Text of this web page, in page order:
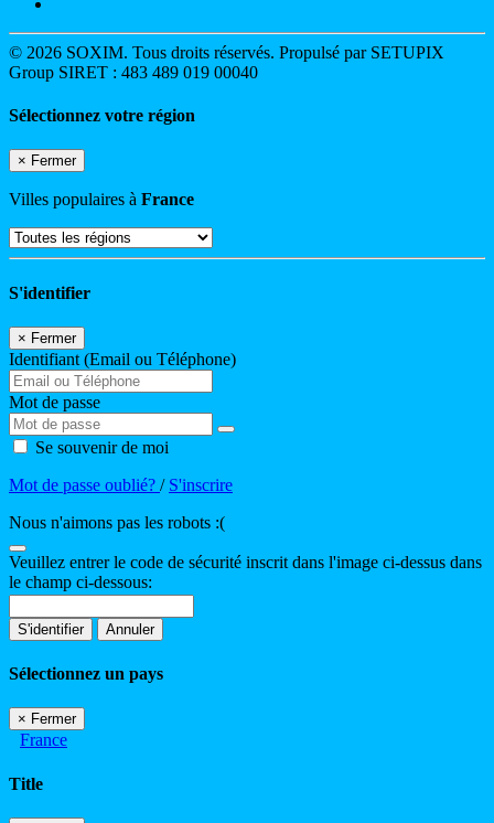
© 2026 SOXIM. Tous droits réservés. Propulsé par SETUPIX
Group SIRET : 483 489 019 00040
Sélectionnez votre région
× Fermer
Villes populaires à France
S'identifier
× Fermer
Identifiant (Email ou Téléphone)
Mot de passe
Se souvenir de moi
Mot de passe oublié? / S'inscrire
Nous n'aimons pas les robots :(
Veuillez entrer le code de sécurité inscrit dans l'image ci-dessus dans
le champ ci-dessous:
S'identifier Annuler
Sélectionnez un pays
× Fermer
France
Title